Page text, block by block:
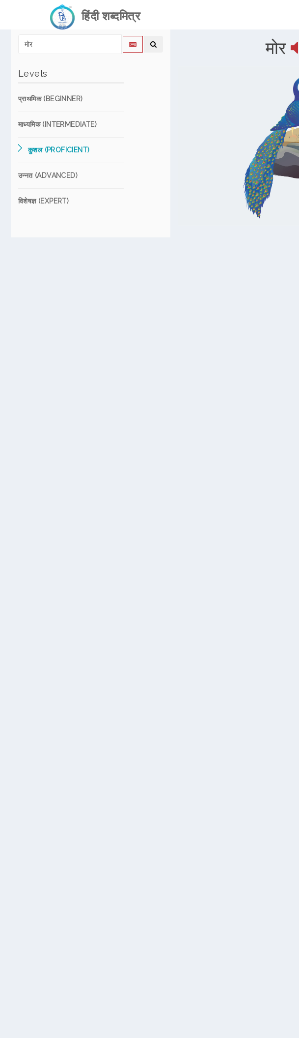
हिंदी शब्दमित्र
Levels
प्राथमिक (BEGINNER)
माध्यमिक (INTERMEDIATE)
कुशल (PROFICIENT)
उन्नत (ADVANCED)
विशेषज्ञ (EXPERT)
मोर